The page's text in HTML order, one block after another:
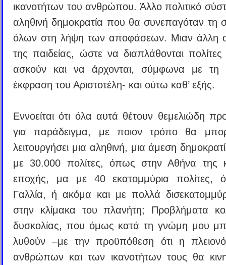
ικανοτήτων του ανθρώπου. Άλλο πολιτικό
αληθινή δημοκρατία που θα συνεπαγόταν τη
όλων στη λήψη των αποφάσεων. Μιαν άλλη
της παιδείας, ώστε να διαπλάθονται πολίτες
ασκούν και να άρχονται, σύμφωνα με τη
έκφραση του Αριστοτέλη- και ούτω καθ’ εξής.
Εννοείται ότι όλα αυτά θέτουν θεμελιώδη
για παράδειγμα, με ποιον τρόπο θα
λειτουργήσει μια αληθινή, μια άμεση
με 30.000 πολίτες, όπως στην Αθήνα της
εποχής, μα με 40 εκατομμύρια πολίτες,
Γαλλία, ή ακόμα και με πολλά
στην κλίμακα του πλανήτη; Προβλήματα
δυσκολίας, που όμως κατά τη γνώμη μου
λυθούν –με την προϋπόθεση ότι η
ανθρώπων και των ικανοτήτων τους θα